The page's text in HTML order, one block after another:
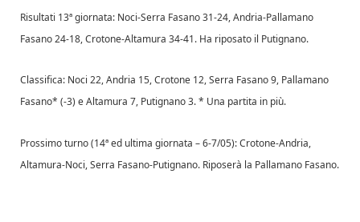
Risultati 13ª giornata: Noci-Serra Fasano 31-24, Andria-Pallamano
Fasano 24-18, Crotone-Altamura 34-41. Ha riposato il Putignano.
Classifica: Noci 22, Andria 15, Crotone 12, Serra Fasano 9, Pallamano
Fasano* (-3) e Altamura 7, Putignano 3. * Una partita in più.
Prossimo turno (14ª ed ultima giornata – 6-7/05): Crotone-Andria,
Altamura-Noci, Serra Fasano-Putignano. Riposerà la Pallamano Fasano.